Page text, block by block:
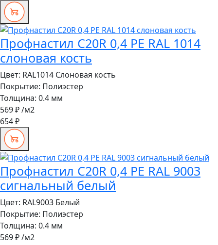
Профнастил C20R 0,4 PE RAL 1014
слоновая кость
Цвет: RAL1014 Слоновая кость
Покрытие: Полиэстер
Толщина: 0.4 мм
569 ₽/м2
654 ₽
Профнастил C20R 0,4 PE RAL 9003
сигнальный белый
Цвет: RAL9003 Белый
Покрытие: Полиэстер
Толщина: 0.4 мм
569 ₽/м2